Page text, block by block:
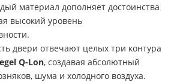
материал дополняет достоинства
высокий уровень
двери отвечают целых три контура
Q-Lon, создавая абсолютный
шума и холодного воздуха.